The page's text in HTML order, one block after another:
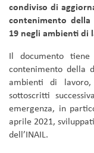
condiviso di
contenimento della
19 negli ambienti di
Il documento
contenimento della
ambienti di
sottoscritti
emergenza, in
aprile 2021,
dell’INAIL.